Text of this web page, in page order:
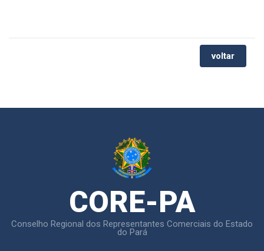
voltar
CORE-PA
Conselho Regional dos Representantes Comerciais do Estado
do Pará